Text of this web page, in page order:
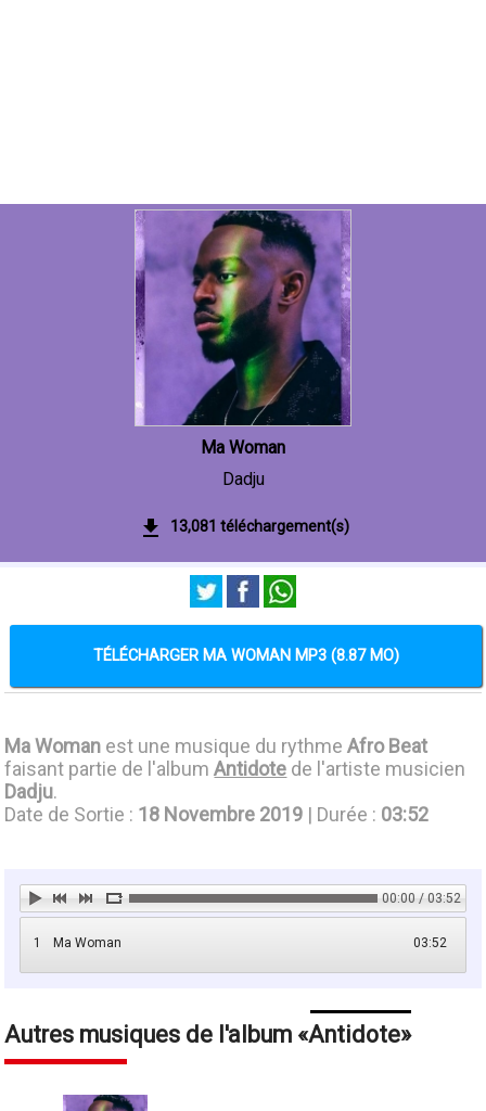
Ma Woman
Dadju
13,081 téléchargement(s)
TÉLÉCHARGER MA WOMAN MP3 (8.87 MO)
Ma Woman est une musique du rythmeAfro Beat
faisant partie de l'albumAntidote de l'artiste musicien
Dadju.
Date de Sortie : 18 Novembre 2019 | Durée : 03:52
00:00 / 03:52
1 03:52
Ma Woman
Autres musiques de l'album Antidote